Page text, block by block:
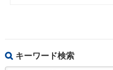
キーワード検索